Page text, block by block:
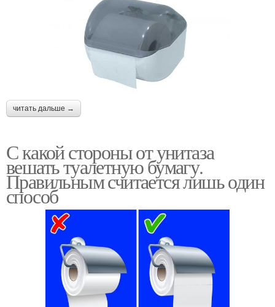
читать дальше →
С какой стороны от унитаза
вешать туалетную бумагу.
Правильным считается лишь один
способ